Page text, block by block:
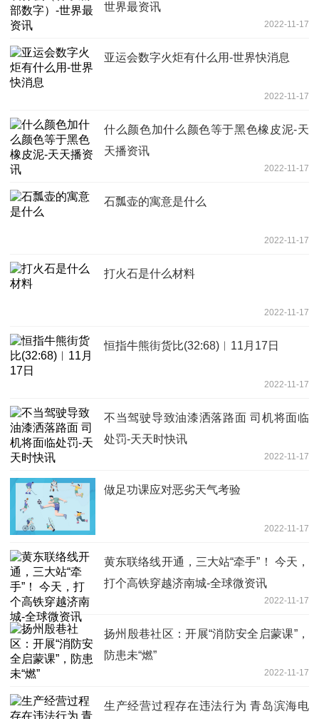
世界最资讯
2022-11-17
亚运会数字火炬有什么用-世界快消息
2022-11-17
什么颜色加什么颜色等于黑色橡皮泥-天
天播资讯
2022-11-17
石瓢壶的寓意是什么
2022-11-17
打火石是什么材料
2022-11-17
恒指牛熊街货比(32:68)︱11月17日
2022-11-17
不当驾驶导致油漆洒落路面 司机将面临
处罚-天天时快讯
2022-11-17
做足功课应对恶劣天气考验
2022-11-17
黄东联络线开通，三大站“牵手”！ 今天，
打个高铁穿越济南城-全球微资讯
2022-11-17
扬州殷巷社区：开展“消防安全启蒙课”，
防患未“燃”
2022-11-17
生产经营过程存在违法行为 青岛滨海电